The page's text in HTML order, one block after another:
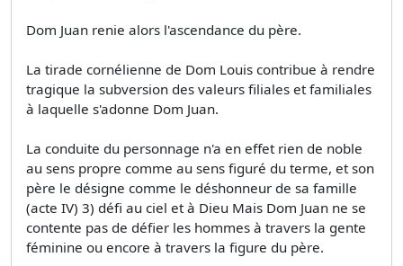
Dom Juan renie alors l'ascendance du père.
La tirade cornélienne de Dom Louis contribue à rendre
tragique la subversion des valeurs filiales et familiales
à laquelle s'adonne Dom Juan.
La conduite du personnage n'a en effet rien de noble
au sens propre comme au sens figuré du terme, et son
père le désigne comme le déshonneur de sa famille
(acte IV) 3) défi au ciel et à Dieu Mais Dom Juan ne se
contente pas de défier les hommes à travers la gente
féminine ou encore à travers la figure du père.